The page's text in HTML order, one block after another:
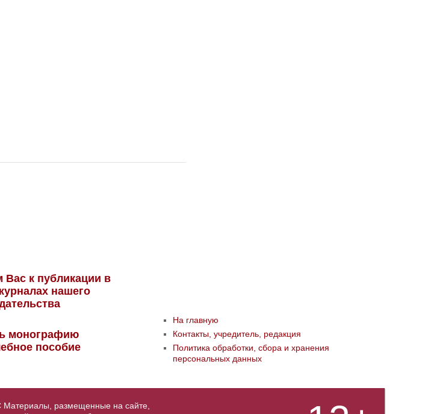
Вас к публикации в
нашего
монографию
пособие
На главную
Контакты, учредитель, редакция
Политика обработки, сбора и хранения
персональных данных
размещенные на сайте,